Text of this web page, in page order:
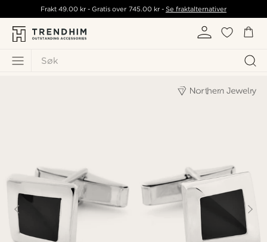
Søk
Frakt49.00 kr - Gratis over 745.00 kr- Se fraktalternativer